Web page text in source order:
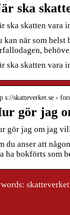
ska
ska skatten vara
kan när som helst
ska skatten vara
s://skatteverket.se ›
gör jag
gör jag om jag
du anser att
ha bokförts som